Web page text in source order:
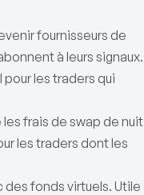
fournisseurs de
à leurs signaux.
pour les traders qui
frais de swap de nuit
les traders dont les
des fonds virtuels. Utile